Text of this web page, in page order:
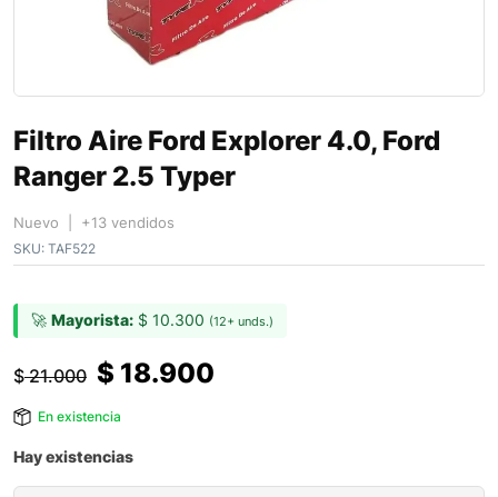
Filtro Aire Ford Explorer 4.0, Ford
Ranger 2.5 Typer
Nuevo | +13 vendidos
SKU: TAF522
🚀 Mayorista: $ 10.300 (12+ unds.)
$21.000 $ 18.900
En existencia
Hay existencias